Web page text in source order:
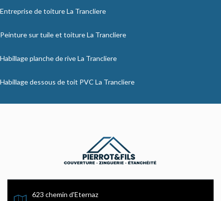
Entreprise de toiture La Trancliere
Peinture sur tuile et toiture La Trancliere
Habillage planche de rive La Trancliere
Habillage dessous de toit PVC La Trancliere
623 chemin d'Eternaz